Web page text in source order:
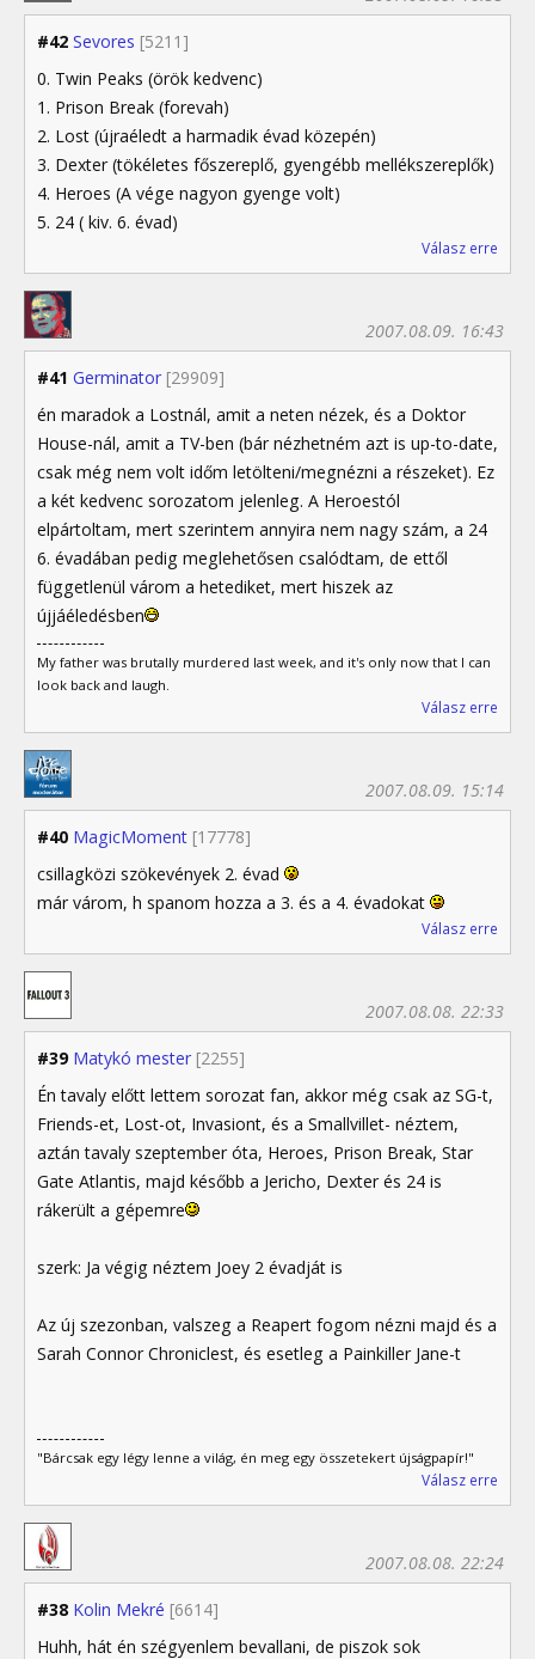
#42 Sevores [5211]
0. Twin Peaks (örök kedvenc)
1. Prison Break (forevah)
2. Lost (újraéledt a harmadik évad közepén)
3. Dexter (tökéletes főszereplő, gyengébb mellékszereplők)
4. Heroes (A vége nagyon gyenge volt)
5. 24 ( kiv. 6. évad)
Válasz erre
#41 Germinator [29909]
2007.08.09. 16:43
én maradok a Lostnál, amit a neten nézek, és a Doktor
House-nál, amit a TV-ben (bár nézhetném azt is up-to-date,
csak még nem volt időm letölteni/megnézni a részeket). Ez
a két kedvenc sorozatom jelenleg. A Heroestól
elpártoltam, mert szerintem annyira nem nagy szám, a 24
6. évadában pedig meglehetősen csalódtam, de ettől
függetlenül várom a hetediket, mert hiszek az
újjáéledésben
My father was brutally murdered last week, and it's only now that I can
look back and laugh.
Válasz erre
#40 MagicMoment [17778]
2007.08.09. 15:14
csillagközi szökevények 2. évad
már várom, h spanom hozza a 3. és a 4. évadokat
Válasz erre
#39 Matykó mester [2255]
2007.08.08. 22:33
Én tavaly előtt lettem sorozat fan, akkor még csak az SG-t,
Friends-et, Lost-ot, Invasiont, és a Smallvillet- néztem,
aztán tavaly szeptember óta, Heroes, Prison Break, Star
Gate Atlantis, majd később a Jericho, Dexter és 24 is
rákerült a gépemre
szerk: Ja végig néztem Joey 2 évadját is
Az új szezonban, valszeg a Reapert fogom nézni majd és a
Sarah Connor Chroniclest, és esetleg a Painkiller Jane-t
"Bárcsak egy légy lenne a világ, én meg egy összetekert újságpapír!"
Válasz erre
#38 Kolin Mekré [6614]
2007.08.08. 22:24
Huhh, hát én szégyenlem bevallani, de piszok sok